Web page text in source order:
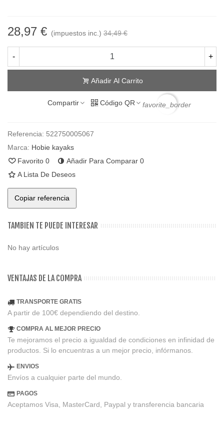
28,97 € (impuestos inc.) 34,49 €
- +
Añadir Al Carrito
Compartir Código QR favorite_border
Referencia: 522750005067
Marca: Hobie kayaks
Favorito 0 Añadir Para Comparar 0
A Lista De Deseos
Copiar referencia
TAMBIEN TE PUEDE INTERESAR
No hay artículos
VENTAJAS DE LA COMPRA
TRANSPORTE GRATIS
A partir de 100€ dependiendo del destino.
COMPRA AL MEJOR PRECIO
Te mejoramos el precio a igualdad de condiciones en infinidad de
productos. Si lo encuentras a un mejor precio, infórmanos.
ENVIOS
Envíos a cualquier parte del mundo.
PAGOS
Aceptamos Visa, MasterCard, Paypal y transferencia bancaria